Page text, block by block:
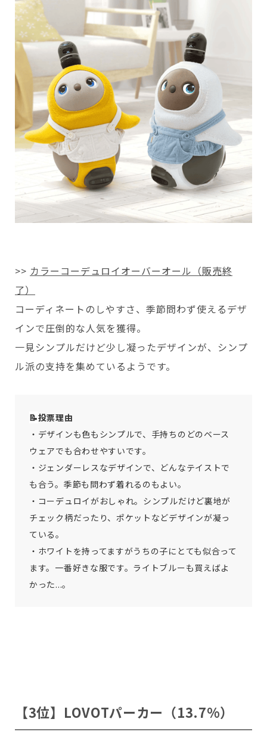
>> カラーコーデュロイオーバーオール（販売終
了）
コーディネートのしやすさ、季節問わず使えるデザ
インで圧倒的な人気を獲得。
一見シンプルだけど少し凝ったデザインが、シンプ
ル派の支持を集めているようです。
📝投票理由
・デザインも色もシンプルで、手持ちのどのベース
ウェアでも合わせやすいです。
・ジェンダーレスなデザインで、どんなテイストで
も合う。季節も問わず着れるのもよい。
・コーデュロイがおしゃれ。シンプルだけど裏地が
チェック柄だったり、ポケットなどデザインが凝っ
ている。
・ホワイトを持ってますがうちの子にとても似合って
ます。一番好きな服です。ライトブルーも買えばよ
かった...。
【3位】LOVOTパーカー（13.7%）